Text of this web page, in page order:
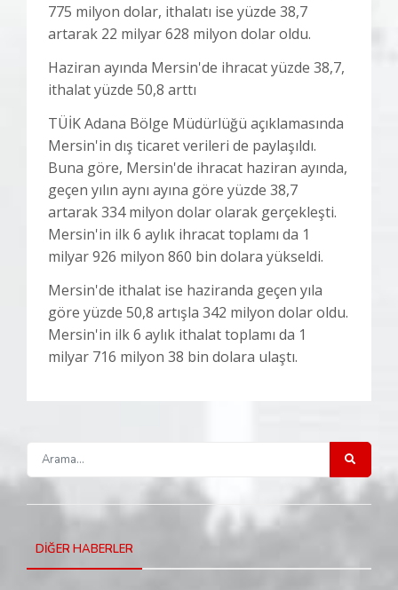
775 milyon dolar, ithalatı ise yüzde 38,7
artarak 22 milyar 628 milyon dolar oldu.
Haziran ayında Mersin'de ihracat yüzde 38,7,
ithalat yüzde 50,8 arttı
TÜİK Adana Bölge Müdürlüğü açıklamasında
Mersin'in dış ticaret verileri de paylaşıldı.
Buna göre, Mersin'de ihracat haziran ayında,
geçen yılın aynı ayına göre yüzde 38,7
artarak 334 milyon dolar olarak gerçekleşti.
Mersin'in ilk 6 aylık ihracat toplamı da 1
milyar 926 milyon 860 bin dolara yükseldi.
Mersin'de ithalat ise haziranda geçen yıla
göre yüzde 50,8 artışla 342 milyon dolar oldu.
Mersin'in ilk 6 aylık ithalat toplamı da 1
milyar 716 milyon 38 bin dolara ulaştı.
DİĞER HABERLER